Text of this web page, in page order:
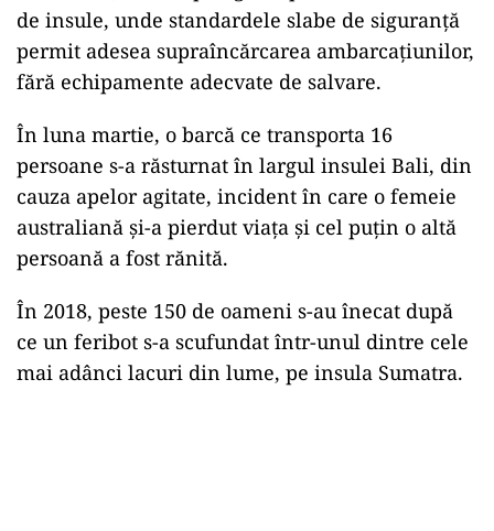
de insule, unde standardele slabe de siguranță
permit adesea supraîncărcarea ambarcațiunilor,
fără echipamente adecvate de salvare.
În luna martie, o barcă ce transporta 16
persoane s-a răsturnat în largul insulei Bali, din
cauza apelor agitate, incident în care o femeie
australiană și-a pierdut viața și cel puțin o altă
persoană a fost rănită.
În 2018, peste 150 de oameni s-au înecat după
ce un feribot s-a scufundat într-unul dintre cele
mai adânci lacuri din lume, pe insula Sumatra.